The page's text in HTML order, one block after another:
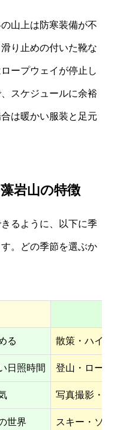
山上は防寒装備が不
り止めの付いた靴な
ープウェイが停止し
スケジュールに余裕
は暖かい服装と足元
岩山の特徴
るように、以下に季
。どの季節を選ぶか
る 散策・ハイ
日照時間 登山・ロー
写真撮影・
世界 スキー・ソ